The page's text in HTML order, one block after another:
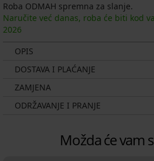
Roba ODMAH spremna za slanje.
Naručite već danas, roba će biti kod
2026
OPIS
DOSTAVA I PLAĆANJE
ZAMJENA
ODRŽAVANJE I PRANJE
Možda će vam